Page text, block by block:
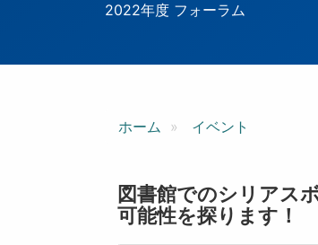
2022年度 フォーラム
ホーム イベント
図書館でのシリアス
可能性を探ります！